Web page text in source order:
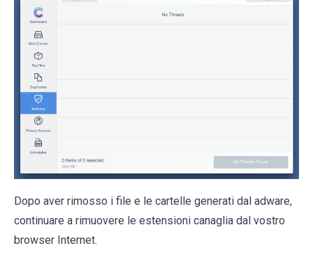
Dopo aver rimosso i file e le cartelle generati dal adware,
continuare a rimuovere le estensioni canaglia dal vostro
browser Internet.